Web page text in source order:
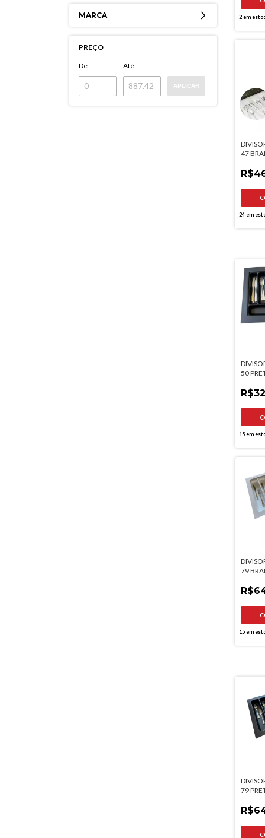
MARCA
PREÇO
De Até
APLICAR
2em
47
24em
50
15em
79
15em
79